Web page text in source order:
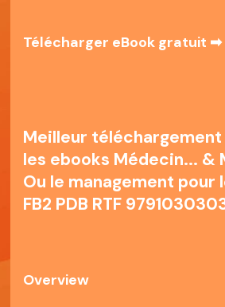
Télécharger eBook gratuit ➡
Meilleur
les ebooks Médecin... &
Ou le management pour
FB2 PDB RTF
Overview